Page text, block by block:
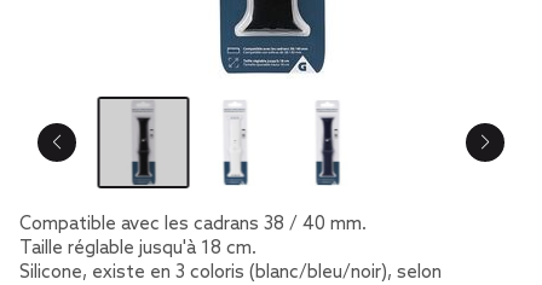
Compatible avec les cadrans 38 / 40 mm.
Taille réglable jusqu'à 18 cm.
Silicone, existe en 3 coloris (blanc/bleu/noir), selon